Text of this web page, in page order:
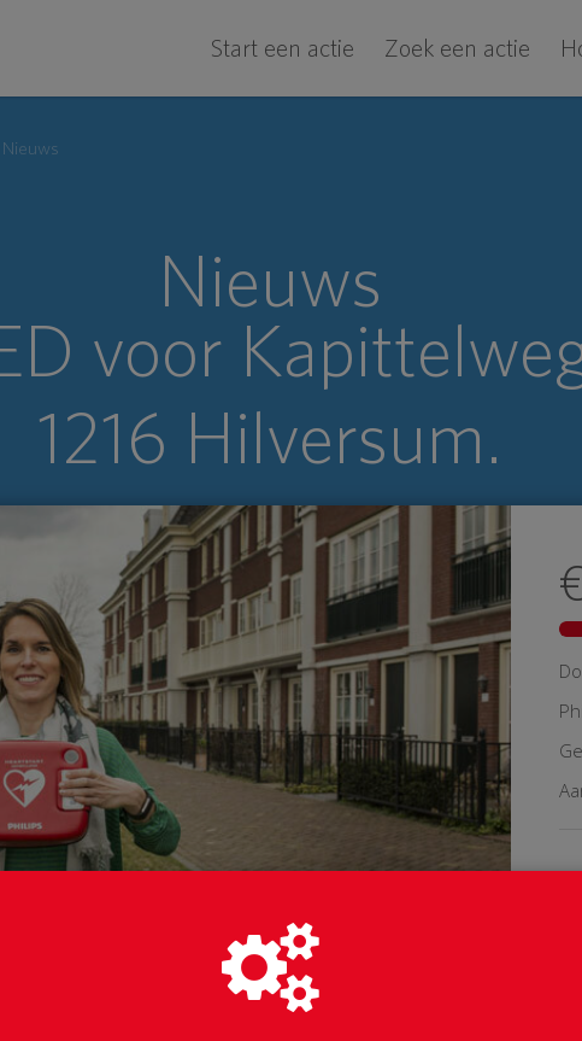
Start een actie Zoek een actie
Nieuws
Nieuws
voor
1216 Hilversum.